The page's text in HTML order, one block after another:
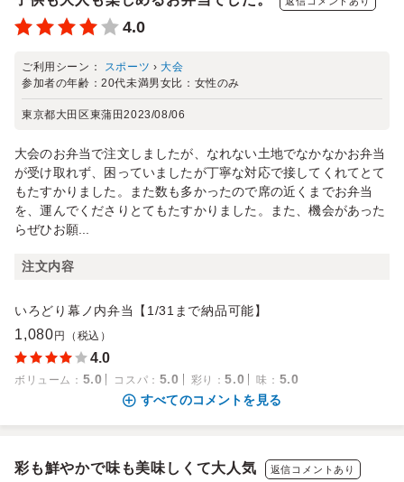
4.0
ご利用シーン： スポーツ ›大会
参加者の年齢：20代未満男女比： 女性のみ
東京都大田区東蒲田2023/08/06
大会のお弁当で注文しましたが、なれない土地でなかなかお弁当
が受け取れず、困っていましたが丁寧な対応で接してくれてとて
もたすかりました。また数も多かったので席の近くまでお弁当
を、運んでくださりとてもたすかりました。また、機会があった
らぜひお願...
注文内容
いろどり幕ノ内弁当【1/31まで納品可能】
1,080 円（税込）
4.0
ボリューム ： 5.0 コスパ ： 5.0 彩り ：5.0 味 ： 5.0
すべてのコメントを見る
彩も鮮やかで味も美味しくて大人気 返信コメントあり